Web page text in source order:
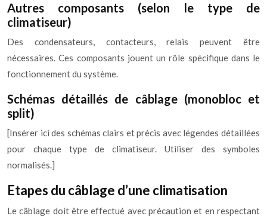
Autres composants (selon le type de
climatiseur)
Des condensateurs, contacteurs, relais peuvent être
nécessaires. Ces composants jouent un rôle spécifique dans le
fonctionnement du système.
Schémas détaillés de câblage (monobloc et
split)
[Insérer ici des schémas clairs et précis avec légendes détaillées
pour chaque type de climatiseur. Utiliser des symboles
normalisés.]
Etapes du câblage d’une climatisation
Le câblage doit être effectué avec précaution et en respectant